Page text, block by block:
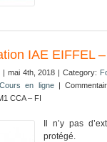
IAE EIFFEL
| mai 4th, 2018 | Category:
en ligne|
CCA – FI
Il n’y pas
protégé.